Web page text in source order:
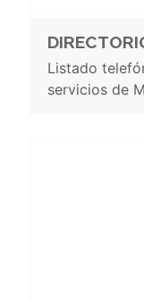
Listado
servicios de